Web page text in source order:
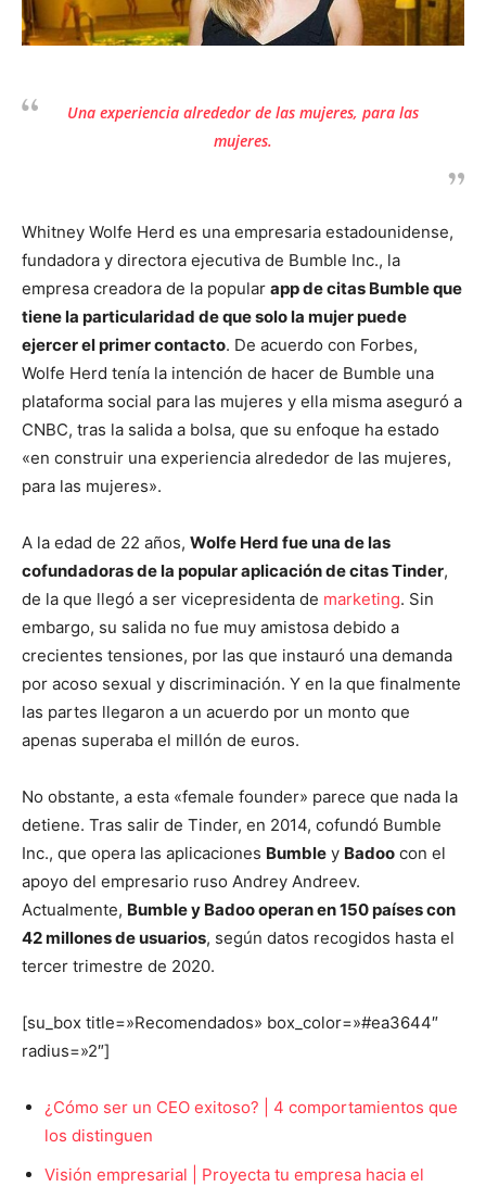
Una experiencia alrededor de las mujeres, para las
mujeres.
Whitney Wolfe Herd es una empresaria estadounidense,
fundadora y directora ejecutiva de Bumble Inc., la
empresa creadora de la popular app de citas Bumble que
tiene la particularidad deque solo la mujer puede
ejercer el primer contacto. De acuerdo con Forbes,
Wolfe Herd tenía la intención de hacer de Bumble una
plataforma social para las mujeres y ella misma aseguró a
CNBC, tras la salida a bolsa, que su enfoque ha estado
«en construir una experiencia alrededor de las mujeres,
para las mujeres».
A la edad de 22 años, Wolfe Herd fue una de las
cofundadoras de la popular aplicación de citas Tinder,
de la que llegó a ser vicepresidenta de marketing. Sin
embargo, su salida no fue muy amistosa debido a
crecientes tensiones, por las que instauró una demanda
por acoso sexual y discriminación. Y en la que finalmente
las partes llegaron a un acuerdo por un monto que
apenas superaba el millón de euros.
No obstante, a esta «female founder» parece que nada la
detiene. Tras salir de Tinder, en 2014, cofundó Bumble
Inc., que opera las aplicaciones Bumble y Badoo con el
apoyo del empresario ruso Andrey Andreev.
Actualmente, Bumble y Badoo operan en 150 países con
42 millones de usuarios, según datos recogidos hasta el
tercer trimestre de 2020.
[su_box title=»Recomendados» box_color=»#ea3644″
radius=»2″]
¿Cómo ser un CEO exitoso? | 4 comportamientos que
los distinguen
Visión empresarial | Proyecta tu empresa hacia el